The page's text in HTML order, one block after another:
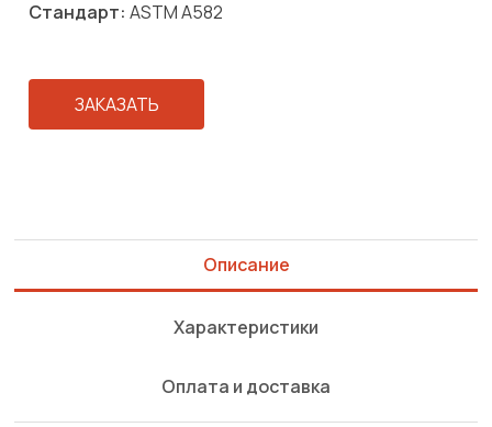
Стандарт: ASTM A582
ЗАКАЗАТЬ
Описание
Характеристики
Оплата и доставка